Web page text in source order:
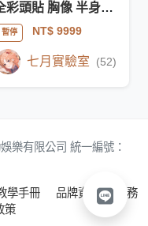
全彩頭貼 胸像 半身全身 立繪 黑白11月
暫停 NT$ 9999
七月實驗室 (52)
有限公司 統一編號：
學手冊 品牌資源
服務
策